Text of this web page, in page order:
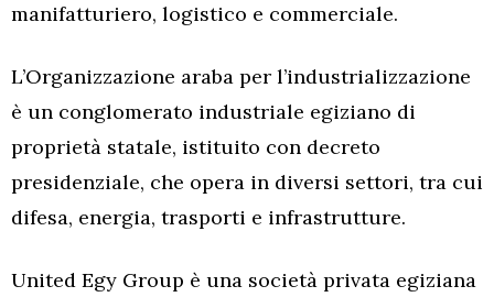
manifatturiero, logistico e commerciale.
L’Organizzazione araba per l’industrializzazione
è un conglomerato industriale egiziano di
proprietà statale, istituito con decreto
presidenziale, che opera in diversi settori, tra cui
difesa, energia, trasporti e infrastrutture.
United Egy Group è una società privata egiziana